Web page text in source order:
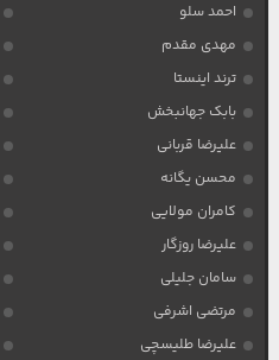
احمد سلو
مهدی مقدم
ترند اینستا
بابک جهانبخش
علیرضا قربانی
محسن یگانه
کامران مولایی
علیرضا روزگار
سامان جلیلی
مرتضی اشرفی
علیرضا طلیسچی